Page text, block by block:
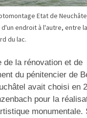
Etat de
endroit à l'autre, entre
du lac.
de la rénovation et de
du pénitencier de
avait choisi en
pour la
monumentale.